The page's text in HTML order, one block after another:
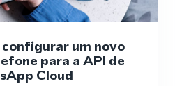
um novo
para a API de
Cloud